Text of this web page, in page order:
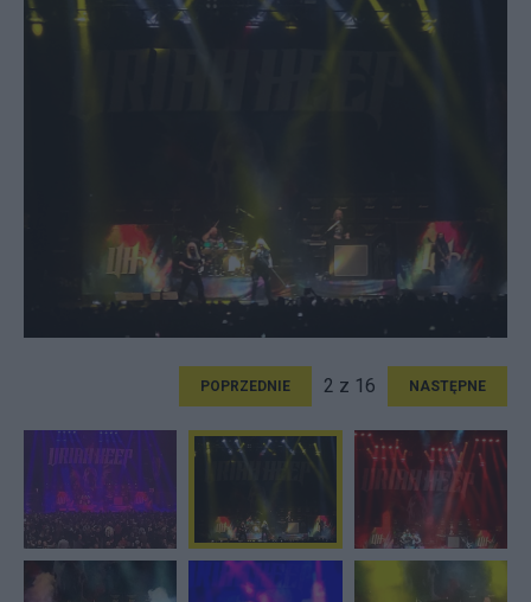
POPRZEDNIE 2 z 16 NASTĘPNE